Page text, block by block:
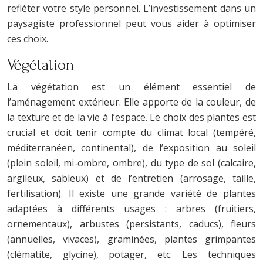
refléter votre style personnel. L’investissement dans un
paysagiste professionnel peut vous aider à optimiser
ces choix.
Végétation
La végétation est un élément essentiel de
l’aménagement extérieur. Elle apporte de la couleur, de
la texture et de la vie à l’espace. Le choix des plantes est
crucial et doit tenir compte du climat local (tempéré,
méditerranéen, continental), de l’exposition au soleil
(plein soleil, mi-ombre, ombre), du type de sol (calcaire,
argileux, sableux) et de l’entretien (arrosage, taille,
fertilisation). Il existe une grande variété de plantes
adaptées à différents usages : arbres (fruitiers,
ornementaux), arbustes (persistants, caducs), fleurs
(annuelles, vivaces), graminées, plantes grimpantes
(clématite, glycine), potager, etc. Les techniques